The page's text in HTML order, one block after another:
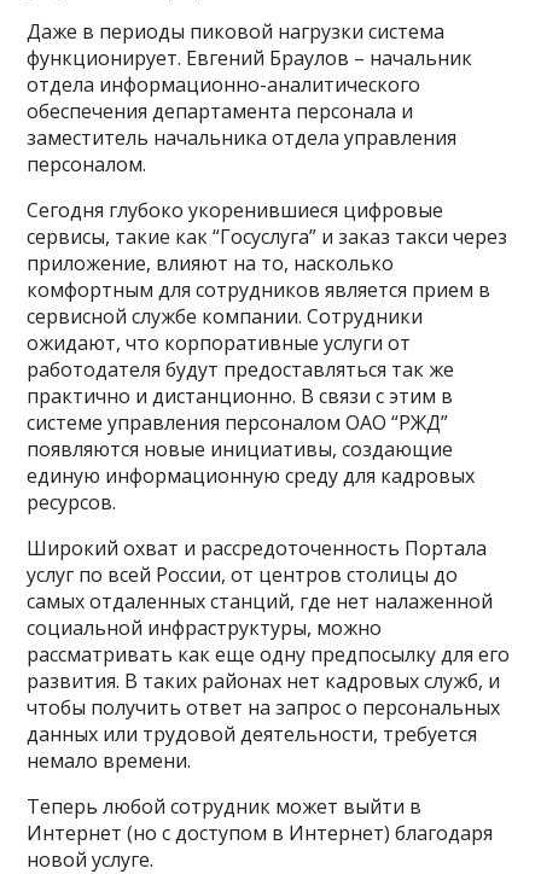
Даже в периоды пиковой нагрузки система
функционирует. Евгений Браулов – начальник
отдела информационно-аналитического
обеспечения департамента персонала и
заместитель начальника отдела управления
персоналом.
Сегодня глубоко укоренившиеся цифровые
сервисы, такие как “Госуслуга” и заказ такси через
приложение, влияют на то, насколько
комфортным для сотрудников является прием в
сервисной службе компании. Сотрудники
ожидают, что корпоративные услуги от
работодателя будут предоставляться так же
практично и дистанционно. В связи с этим в
системе управления персоналом ОАО “РЖД”
появляются новые инициативы, создающие
единую информационную среду для кадровых
ресурсов.
Широкий охват и рассредоточенность Портала
услуг по всей России, от центров столицы до
самых отдаленных станций, где нет налаженной
социальной инфраструктуры, можно
рассматривать как еще одну предпосылку для его
развития. В таких районах нет кадровых служб, и
чтобы получить ответ на запрос о персональных
данных или трудовой деятельности, требуется
немало времени.
Теперь любой сотрудник может выйти в
Интернет (но с доступом в Интернет) благодаря
новой услуге.